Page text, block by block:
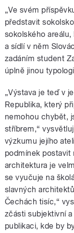
„Ve svém
představit
sokolského
a sídlí v něm
zadáním student
úplně jinou
„Výstava je teď v
Republika, který
nemohou chybět,
stříbrem,“
výzkumu jejího
podmínek postavit
architektura je
se vyučuje na
slavných
Čechách tisíc,“
zčásti subjektivní
publikaci, kde by